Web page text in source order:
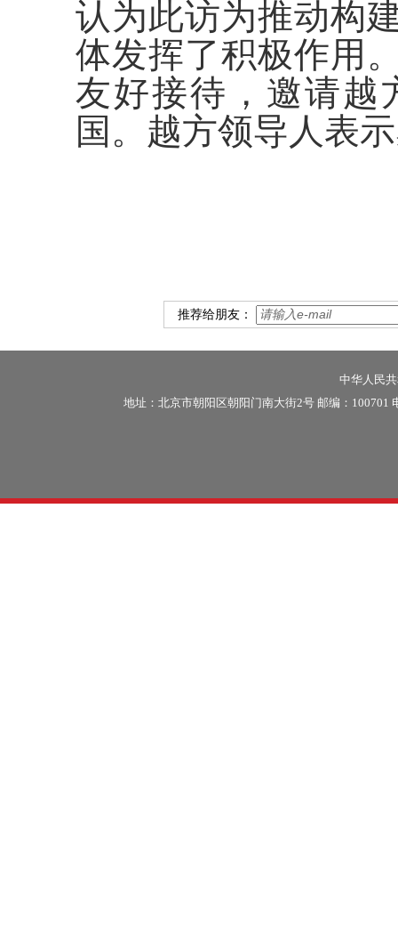
认为此访为推动构
体发挥了积极作用
友好接待，邀请越
国。越方领导人表
推荐给朋友：
中华人民
地址：北京市朝阳区朝阳门南大街2号 邮编：100701